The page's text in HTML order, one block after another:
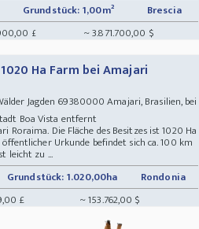
Grundstück: 1,00m²
Brescia
£ ~ 3.871.700,00 $
Ha Farm bei Amajari
Jagden 69380000 Amajari, Brasilien, bei
Boa Vista entfernt
Roraima. Die Fläche des Besitzes ist 1020 Ha
Urkunde befindet sich ca. 100 km
leicht zu ...
Grundstück: 1.020,00ha
Rondonia
£ ~ 153.762,00 $